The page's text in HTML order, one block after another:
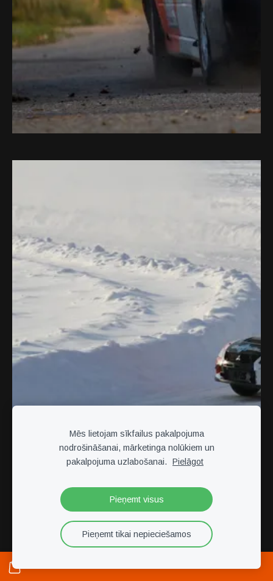
Mēs lietojam sīkfailus pakalpojuma
nodrošināšanai, mārketinga nolūkiem un
pakalpojuma uzlabošanai.
Pielāgot
Pieņemt visus
Pieņemt tikai nepieciešamos